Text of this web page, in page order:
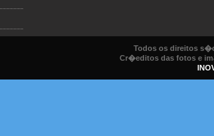
Todos os direitos
Cr�editos das fotos e